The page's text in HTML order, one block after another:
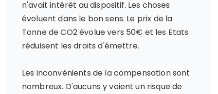
n'avait intérêt au dispositif. Les choses
évoluent dans le bon sens. Le prix de la
Tonne de CO2 évolue vers 50€ et les Etats
réduisent les droits d'émettre.
Les inconvénients de la compensation sont
nombreux. D'aucuns y voient un risque de